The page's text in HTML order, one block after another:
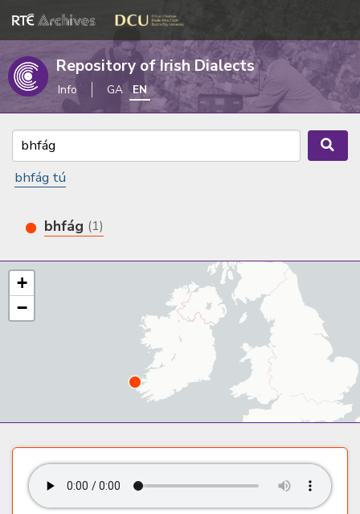
Repository of Irish Dialects
Info GA EN
bhfág tú
bhfág (1)
+
−